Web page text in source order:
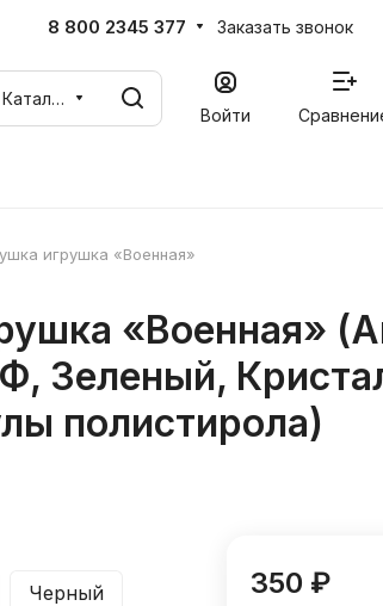
8 800 2345 377 Заказать звонок
Каталог
Войти
игрушка «Военная»
«Военная»
Зеленый,
полистирола)
Черный 350 ₽